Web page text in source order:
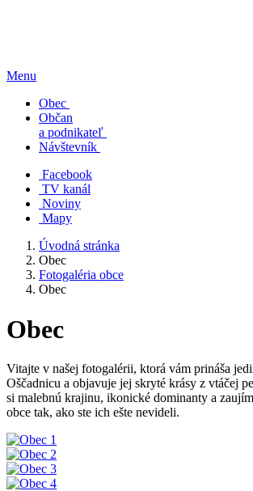
Menu
Obec
Občan
a podnikateľ
Návštevník
Facebook
TV kanál
Noviny
Mapy
Úvodná stránka
Obec
Fotogaléria obce
Obec
Obec
Vitajte v našej fotogalérii, ktorá vám prináša
Oščadnicu a objavuje jej skryté krásy z vtáčej
si malebnú krajinu, ikonické dominanty a
obce tak, ako ste ich ešte nevideli.